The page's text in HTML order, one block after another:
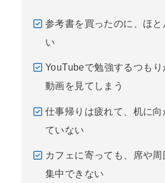
参考書を買ったのに、ほ
い
YouTubeで勉強するつも
動画を見てしまう
仕事帰りは疲れて、机に向
ていない
カフェに寄っても、席や
集中できない